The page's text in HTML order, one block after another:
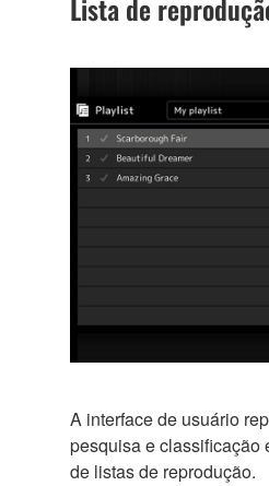
Lista de
A interface de usuário
pesquisa e classificação
de listas de reprodução.